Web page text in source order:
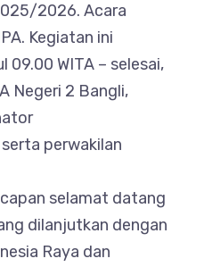
2026. Acara
Kegiatan ini
09.00 WITA – selesai,
Negeri 2 Bangli,
perwakilan
selamat datang
dilanjutkan dengan
Raya dan